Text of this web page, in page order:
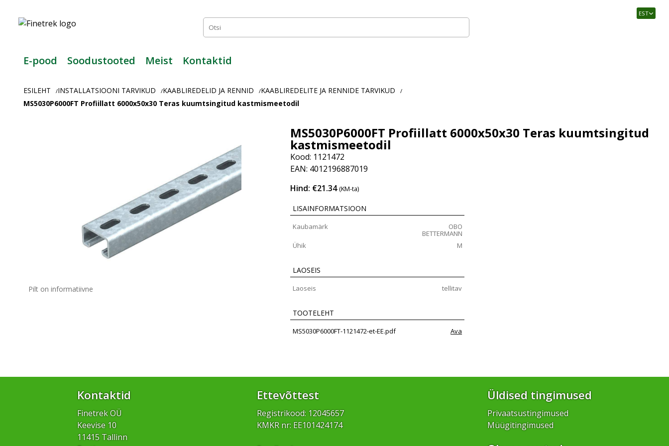
Usaldusväärne
tööstusautomaatika
EST
E-pood Soodustooted Meist Kontaktid
ESILEHT /INSTALLATSIOONI TARVIKUD /KAABLIREDELID JA RENNID /KAABLIREDELITE JA RENNIDE TARVIKUD /
MS5030P6000FT Profiillatt 6000x50x30 Teras kuumtsingitud kastmismeetodil
Pilt on informatiivne
MS5030P6000FT Profiillatt 6000x50x30 Teras kuumtsingitud
kastmismeetodil
Kood: 1121472
EAN: 4012196887019
Hind: €21.34(KM-ta)
LISAINFORMATSIOON
Kaubamärk OBO
BETTERMANN
Ühik
M
LAOSEIS
Laoseis tellitav
TOOTELEHT
MS5030P6000FT-1121472-et-EE.pdf Ava
Kontaktid
Finetrek OÜ
Keevise 10
11415 Tallinn
Ettevõttest
Registrikood: 12045657
KMKR nr: EE101424174
Üldised tingimused
Privaatsustingimused
Müügitingimused